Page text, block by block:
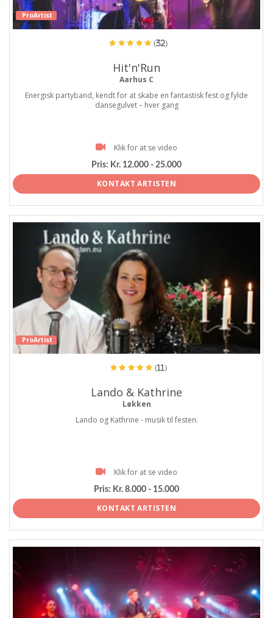
ProArtist
(32)
Hit'n'Run
Aarhus C
Energisk partyband, kendt for at skabe en fantastisk fest og fylde
dansegulvet – hver gang
Klik for at se video
Pris: Kr. 12.000 - 25.000
KONTAKT ARTISTEN
ProArtist
(11)
Lando & Kathrine
Løkken
Lando og Kathrine - musik til festen.
Klik for at se video
Pris: Kr. 8.000 - 15.000
KONTAKT ARTISTEN